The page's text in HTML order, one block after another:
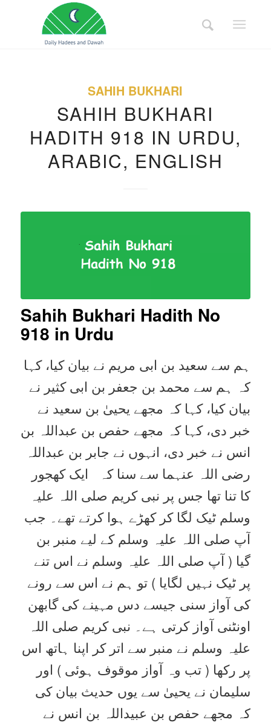
SAHIH BUKHARI
SAHIH BUKHARI
HADITH 918 IN URDU,
ARABIC, ENGLISH
Sahih Bukhari Hadith No
918 in Urdu
ہم سے سعید بن ابی مریم نے بیان کیا، کہا
کہ ہم سے محمد بن جعفر بن ابی کثیر نے
بیان کیا، کہا کہ مجھے یحییٰ بن سعید نے
خبر دی، کہا کہ مجھے حفص بن عبداللہ بن
انس نے خبر دی، انہوں نے جابر بن عبداللہ
رضی اللہ عنہما سے سنا کہ ایک کھجور
کا تنا تھا جس پر نبی کریم صلی اللہ علیہ
وسلم ٹیک لگا کر کھڑے ہوا کرتے تھے۔ جب
آپ صلی اللہ علیہ وسلم کے لیے منبر بن
گیا ( آپ صلی اللہ علیہ وسلم نے اس تنے
پر ٹیک نہیں لگایا ) تو ہم نے اس سے رونے
کی آواز سنی جیسے دس مہینے کی گابھن
اونٹنی آواز کرتی ہے۔ نبی کریم صلی اللہ
علیہ وسلم نے منبر سے اتر کر اپنا ہاتھ اس
پر رکھا ( تب وہ آواز موقوف ہوئی ) اور
سلیمان نے یحییٰ سے یوں حدیث بیان کی
کہ مجھے حفص بن عبیداللہ بن انس نے